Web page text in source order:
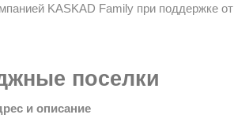
KASKAD Family при поддержке
поселки
и описание